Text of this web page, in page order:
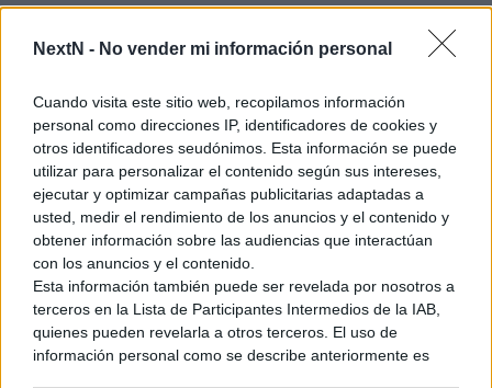
NextN - No vender mi información personal
Cuando visita este sitio web, recopilamos información
personal como direcciones IP, identificadores de cookies y
otros identificadores seudónimos. Esta información se puede
utilizar para personalizar el contenido según sus intereses,
ejecutar y optimizar campañas publicitarias adaptadas a
usted, medir el rendimiento de los anuncios y el contenido y
obtener información sobre las audiencias que interactúan
con los anuncios y el contenido.
Esta información también puede ser revelada por nosotros a
terceros en la Lista de Participantes Intermedios de la IAB,
quienes pueden revelarla a otros terceros. El uso de
información personal como se describe anteriormente es
Mario Kart 8 Deluxe– 69,59 millones
Animal Crossing: New Horizons – 48,62 millones
Zelda: Breath of the Wild– 33,34 millones
Super Mario Odyssey– 29,84 millones
Pokémon Escarlata – Violeta – 27,61 millones
Pokémon Espada – Escudo– 26,96 millones
Zelda: Tears of the Kingdom– 22,15 millones
Ver también